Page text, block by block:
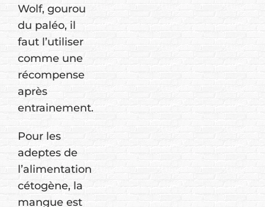
Wolf, gourou
du paléo, il
faut l’utiliser
comme une
récompense
après
entrainement.
Pour les
adeptes de
l’alimentation
cétogène, la
mangue est